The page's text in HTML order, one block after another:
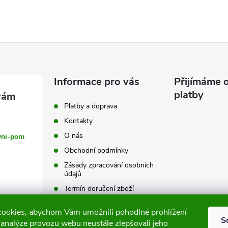
abychom Vám umožnili pohodlné prohlížení
provozu webu neustále zlepšovali jeho
pom
Informace pro vás
Platby a doprava
Kontakty
O nás
Obchodní podmínky
Zásady zpracování osobních
údajů
Termín doručení zboží
Tabulky velikostí
Přijímáme
platby